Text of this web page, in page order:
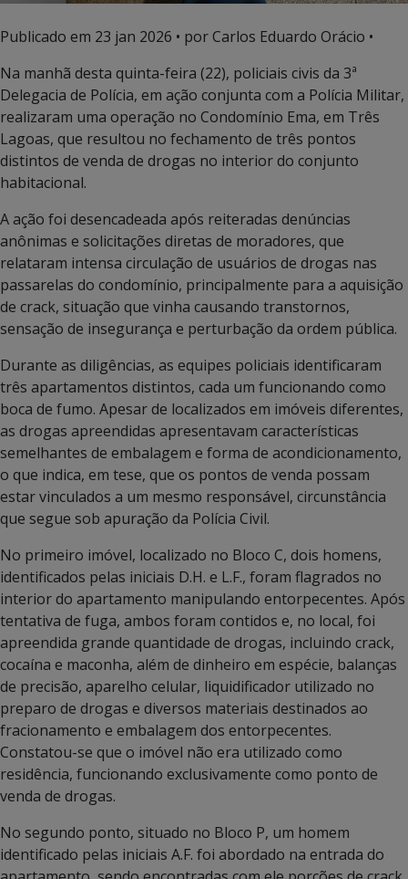
Publicado em 23 jan 2026 • por Carlos Eduardo Orácio •
Na manhã desta quinta-feira (22), policiais civis da 3ª
Delegacia de Polícia, em ação conjunta com a Polícia Militar,
realizaram uma operação no Condomínio Ema, em Três
Lagoas, que resultou no fechamento de três pontos
distintos de venda de drogas no interior do conjunto
habitacional.
A ação foi desencadeada após reiteradas denúncias
anônimas e solicitações diretas de moradores, que
relataram intensa circulação de usuários de drogas nas
passarelas do condomínio, principalmente para a aquisição
de crack, situação que vinha causando transtornos,
sensação de insegurança e perturbação da ordem pública.
Durante as diligências, as equipes policiais identificaram
três apartamentos distintos, cada um funcionando como
boca de fumo. Apesar de localizados em imóveis diferentes,
as drogas apreendidas apresentavam características
semelhantes de embalagem e forma de acondicionamento,
o que indica, em tese, que os pontos de venda possam
estar vinculados a um mesmo responsável, circunstância
que segue sob apuração da Polícia Civil.
No primeiro imóvel, localizado no Bloco C, dois homens,
identificados pelas iniciais D.H. e L.F., foram flagrados no
interior do apartamento manipulando entorpecentes. Após
tentativa de fuga, ambos foram contidos e, no local, foi
apreendida grande quantidade de drogas, incluindo crack,
cocaína e maconha, além de dinheiro em espécie, balanças
de precisão, aparelho celular, liquidificador utilizado no
preparo de drogas e diversos materiais destinados ao
fracionamento e embalagem dos entorpecentes.
Constatou-se que o imóvel não era utilizado como
residência, funcionando exclusivamente como ponto de
venda de drogas.
No segundo ponto, situado no Bloco P, um homem
identificado pelas iniciais A.F. foi abordado na entrada do